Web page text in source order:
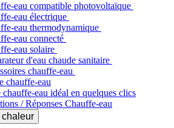
eau compatible photovoltaïque
eau électrique
eau thermodynamique
eau connecté
eau solaire
d'eau chaude sanitaire
chauffe-eau
chauffe-eau
chauffe-eau idéal en quelques clics
/ Réponses Chauffe-eau
chaleur